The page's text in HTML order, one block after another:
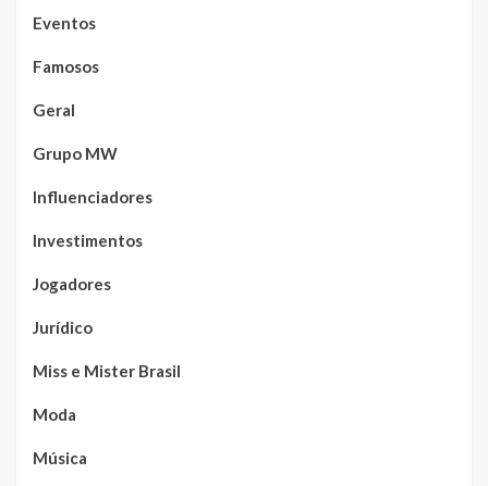
Eventos
Famosos
Geral
Grupo MW
Influenciadores
Investimentos
Jogadores
Jurídico
Miss e Mister Brasil
Moda
Música